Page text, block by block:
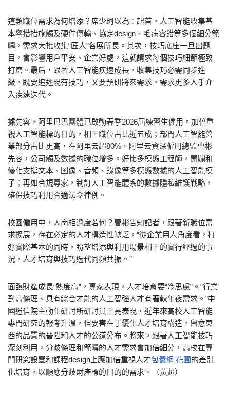
這類職位需求為何增添？席少珂以為：起首，人工智能收集基
本舉措措施觸及硬件傳輸、協定design、毛病容錯等多個細分範
疇，需求大批收集“匠人”各展所長。其次，技巧底座一旦出題
目，會影響用戶平安、企業好處，這就請求每個技巧細節極致
打磨。最后，跟著人工智能疾速成長，收集技巧必需同步進
級，既要追逐現有技巧，又要預研將來需求，需求更多人手介
入疾速迭代。
據先容，阿里巴巴團體已啟動春季2026屆練習生僱用。加倍重
視人工智能標的目的，相干職位占比近五成；部門人工智能營
業部分占比更高，在阿里云超80%。阿里云資深僱用總監曹彬
先容，公司觸及數據的職位增多。好比多模態工程師，開闢和
優化支撐文本、圖像、音頻、錄像等多模態數據的人工智能模
子；再如合規專家，制訂人工智能體系的數據隱私維護戰略，
確保技巧利用合適法令律例。
校園僱用中，人崗相過度若何？曹彬告知記者，跟著新職位需
求擴展，存在必定的人才構造性缺乏。“從企業用人角度看，打
好實際基本的同時，盼望增添與利用場景相干的實行經過的事
況，人才培育與技巧迭代同頻共振。”
面臨財產成長“熱度高”，專家表現，人才培育要“冷思慮”。“行業
對高條理、具有綜合才能的人工智強人才有著較年夜需求。”中
國迷信院主動化研討所研討員王亮表現，近年來高校人工智能
專門研究的報考升溫，但要害在于優化人才培育構造，留意東
西的品質的晉陞和人才的公道分布。將來，跟著人工智能技巧
深刻利用，分歧條理和範疇的人才需求會加倍細分，高校在專
門研究設置和課程design上應加倍重視人才包養網 花圃的差別
化培育，以順應分歧財產標的目的的需求。（黃超）